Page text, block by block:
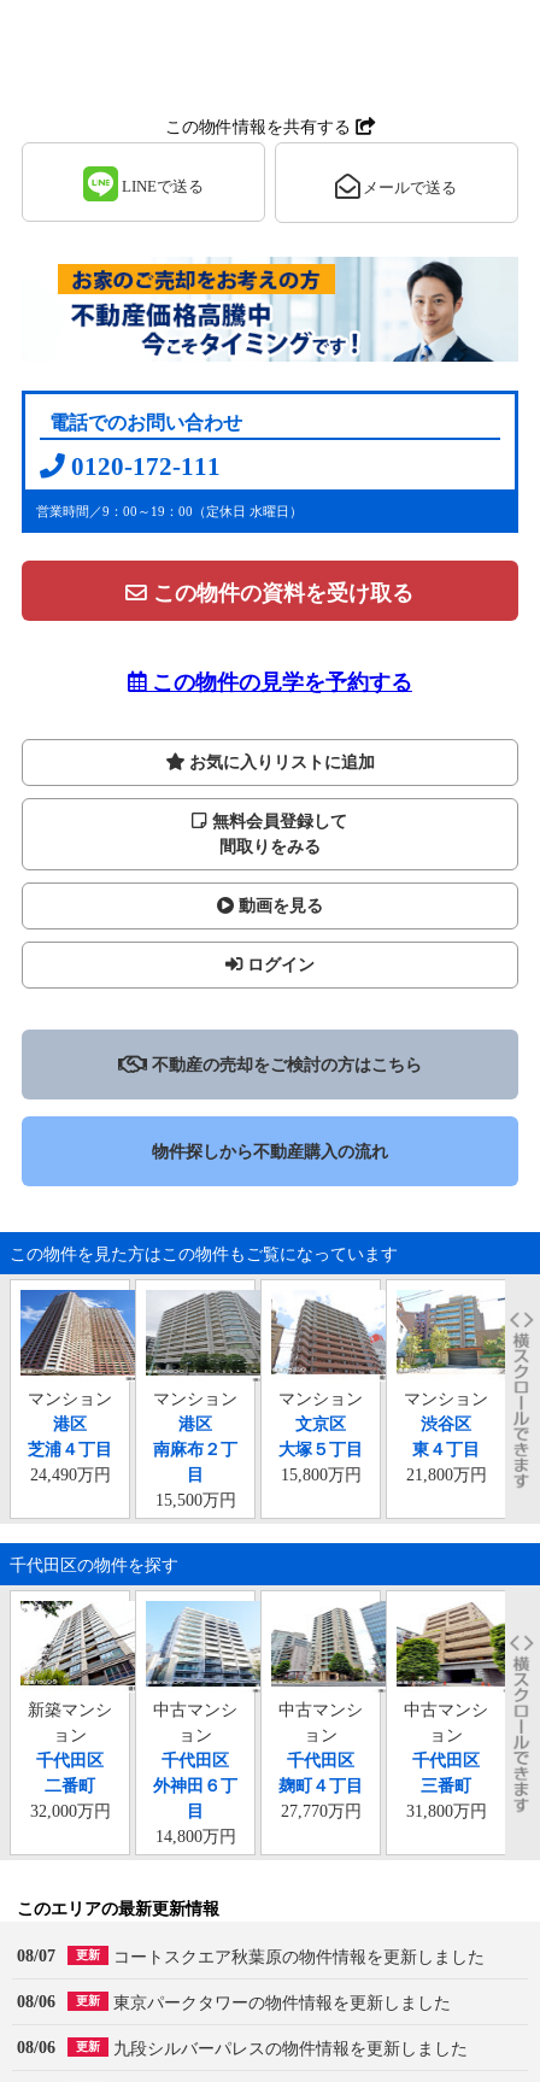
この物件情報を共有する
LINEで送る メールで送る
電話でのお問い合わせ
0120-172-111
営業時間／9：00～19：00（定休日 水曜日）
この物件の資料を受け取る
この物件の見学を予約する
お気に入りリストに追加
無料会員登録して
間取りをみる
動画を見る
ログイン
不動産の売却をご検討の方はこちら
物件探しから不動産購入の流れ
この物件を見た方はこの物件もご覧になっています
マンション
港区
芝浦４丁目
24,490万円
マンション
港区
南麻布２丁
目
15,500万円
マンション
文京区
大塚５丁目
15,800万円
マンション
渋谷区
東４丁目
21,800万円
千代田区の物件を探す
新築マンシ
ョン
千代田区
二番町
32,000万円
中古マンシ
ョン
千代田区
外神田６丁
目
14,800万円
中古マンシ
ョン
千代田区
麹町４丁目
27,770万円
中古マンシ
ョン
千代田区
三番町
31,800万円
このエリアの最新更新情報
08/07 更新 コートスクエア秋葉原の物件情報を更新しました
08/06 更新 東京パークタワーの物件情報を更新しました
08/06 更新 九段シルバーパレスの物件情報を更新しました